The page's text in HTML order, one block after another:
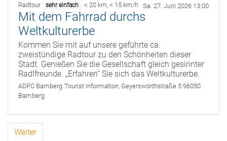
Radtour sehr einfach < 20 km, < 15 km/h Sa. 27. Juni 2026 13:00
Mit dem Fahrrad durchs
Weltkulturerbe
Kommen Sie mit auf unsere geführte ca.
zweistündige Radtour zu den Schönheiten dieser
Stadt. Genießen Sie die Gesellschaft gleich gesinnter
Radlfreunde. „Erfahren“ Sie sich das Weltkulturerbe.
ADFC Bamberg Tourist Information, Geyerswörthstraße 5 96050
Bamberg
Weiter